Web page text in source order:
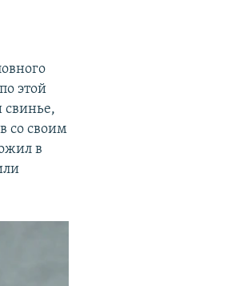
этой
свинье,
со своим
в